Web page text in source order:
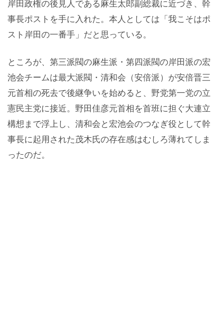
岸田政権の後見人である麻生太郎副総裁に近づき、幹
事長ポストを手に入れた。本人としては「我こそはポ
スト岸田の一番手」だと思っている。
ところが、第三派閥の麻生派・第四派閥の岸田派の宏
池会チームは最大派閥・清和会（安倍派）が安倍晋三
元首相の死去で後継争いを始めると、野党第一党の立
憲民主党に接近。野田佳彦元首相を首班に担ぐ大連立
構想まで浮上し、清和会と宏池会のつなぎ役として幹
事長に起用された茂木氏の存在感はむしろ薄れてしま
ったのだ。